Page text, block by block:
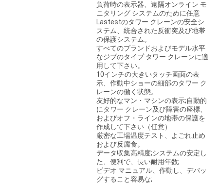
負荷時の表示器、遠隔オンライン モ
ニタリング システムのために任意
Lastestのタワー クレーンの安全シ
ステム、統合された反衝突及び地帯
の保護システム。
すべてのブランドおよびモデル水平
なジブのタイプ タワー クレーンに適
用して下さい。
10インチの大きいタッチ画面の表
示、作動中ショーの細部のタワー ク
レーンの働く状態。
友好的なマン・マシンの表示;自動的
にタワー クレーン及び障害の座標、
およびオフ・ラインの地帯の保護を
作成して下さい（任意）
厳密な工場温度テスト、よごれ止め
および反腐食。
データ収集高精度;システムの安定し
た、便利で、長い耐用年数;
ビデオ マニュアル、作動し、デバッ
グすること容易な;